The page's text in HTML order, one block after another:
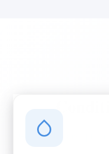
Des conditions qui